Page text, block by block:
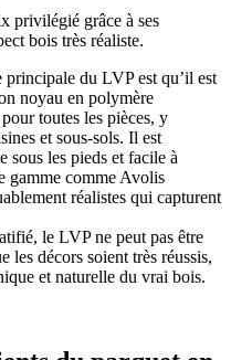
privilégié grâce à ses
bois très réaliste.
principale du LVP est qu’il est
noyau en polymère
toutes les pièces, y
et sous-sols. Il est
sous les pieds et facile à
gamme comme Avolis
réalistes qui capturent
le LVP ne peut pas être
les décors soient très réussis,
et naturelle du vrai bois.